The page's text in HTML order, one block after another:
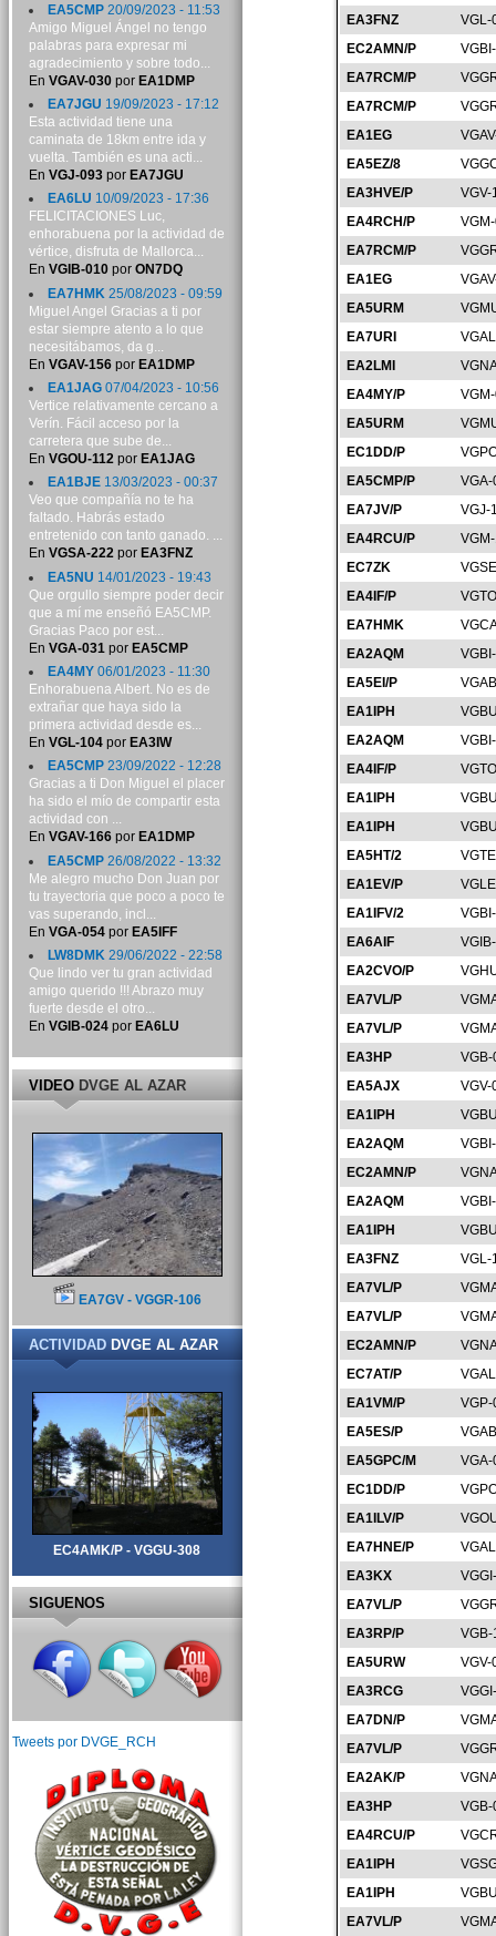
EA3FNZ
VGL-
EC2AMN/P
EA7RCM/P
EA7RCM/P
EA1EG
EA5EZ/8
EA3HVE/P
VGV-
EA4RCH/P
EA7RCM/P
EA1EG
EA5URM
EA7URI
EA2LMI
EA4MY/P
EA5URM
EC1DD/P
EA5CMP/P
EA7JV/P
VGJ-
EA4RCU/P
EC7ZK
EA4IF/P
EA7HMK
EA2AQM
EA5EI/P
EA1IPH
EA2AQM
EA4IF/P
EA1IPH
EA1IPH
EA5HT/2
EA1EV/P
EA1IFV/2
EA6AIF
EA2CVO/P
EA7VL/P
EA7VL/P
EA3HP
EA5AJX
VGV-
EA1IPH
EA2AQM
EC2AMN/P
EA2AQM
EA1IPH
EA3FNZ
VGL-
EA7VL/P
EA7VL/P
EC2AMN/P
EC7AT/P
EA1VM/P
EA5ES/P
EA5GPC/M
EC1DD/P
EA1ILV/P
EA7HNE/P
EA3KX
EA7VL/P
EA3RP/P
EA5URW
VGV-
EA3RCG
EA7DN/P
EA7VL/P
EA2AK/P
EA3HP
EA4RCU/P
EA1IPH
EA1IPH
EA7VL/P
EA5CMP20/09/2023 - 11:53
Amigo Miguel Ángel no tengo
palabras para expresar mi
agradecimiento y sobre todo...
En VGAV-030por EA1DMP
EA7JGU 19/09/2023 - 17:12
Esta actividad tiene una
caminata de 18km entre ida y
vuelta. También es una acti...
En VGJ-093por EA7JGU
EA6LU 10/09/2023 - 17:36
FELICITACIONES Luc,
enhorabuena por la actividad de
vértice, disfruta de Mallorca...
En VGIB-010por ON7DQ
EA7HMK 25/08/2023 - 09:59
Miguel Angel Gracias a ti por
estar siempre atento a lo que
necesitábamos, da g...
En VGAV-156por EA1DMP
EA1JAG07/04/2023 - 10:56
Vertice relativamente cercano a
Verín. Fácil acceso por la
carretera que sube de...
En VGOU-112por EA1JAG
EA1BJE13/03/2023 - 00:37
Veo que compañía no te ha
faltado. Habrás estado
entretenido con tanto ganado. ...
En VGSA-222por EA3FNZ
EA5NU 14/01/2023 - 19:43
Que orgullo siempre poder decir
que a mí me enseñó EA5CMP.
Gracias Paco por est...
En VGA-031 por EA5CMP
EA4MY06/01/2023 - 11:30
Enhorabuena Albert. No es de
extrañar que haya sido la
primera actividad desde es...
En VGL-104por EA3IW
EA5CMP23/09/2022 - 12:28
Gracias a ti Don Miguel el placer
ha sido el mío de compartir esta
actividad con ...
En VGAV-166por EA1DMP
EA5CMP26/08/2022 - 13:32
Me alegro mucho Don Juan por
tu trayectoria que poco a poco te
vas superando, incl...
En VGA-054por EA5IFF
LW8DMK29/06/2022 - 22:58
Que lindo ver tu gran actividad
amigo querido !!! Abrazo muy
fuerte desde el otro...
En VGIB-024por EA6LU
VIDEODVGE AL AZAR
EA7GV - VGGR-106
ACTIVIDADDVGE AL AZAR
EC4AMK/P - VGGU-308
SIGUENOS
Tweets por DVGE_RCH